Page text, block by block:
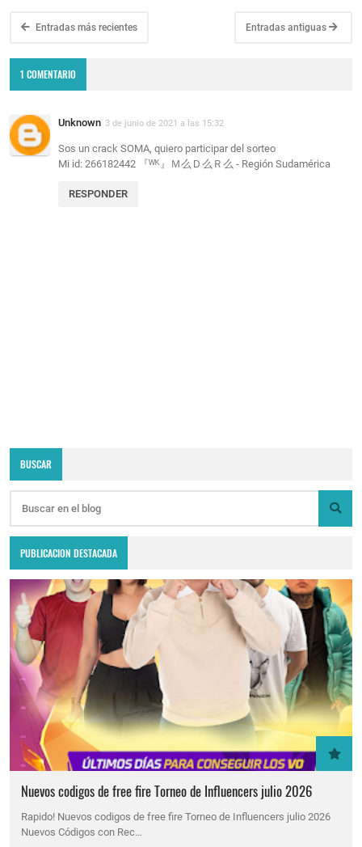
Entradas más recientes Entradas antiguas
1 COMENTARIO
Unknown 3 de junio de 2021 a las 15:32
Sos un crack SOMA, quiero participar del sorteo
Mi id: 266182442 『ᵂᴷ』Ｍ么Ｄ么Ｒ么 - Región Sudamérica
RESPONDER
BUSCAR
PUBLICACION DESTACADA
Nuevos codigos de free fire Torneo de Influencers julio 2026
Rapido! Nuevos codigos de free fire Torneo de Influencers julio 2026
Nuevos Códigos con Rec…